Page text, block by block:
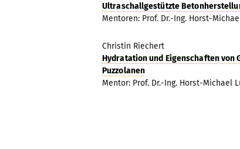
Ultraschallgestützte
Mentoren: Prof. Dr.-Ing. Horst-
Christin Riechert
Hydratation und Eigenschaften
Puzzolanen
Mentor: Prof. Dr.-Ing. Horst-Michael